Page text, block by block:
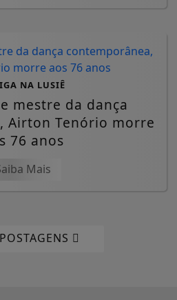
NA LUSIÊ
mestre da dança
Airton Tenório morre
76 anos
Mais